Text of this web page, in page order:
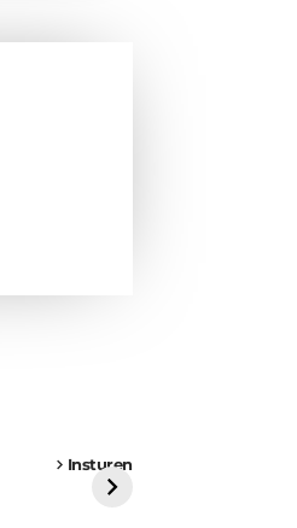
Insturen